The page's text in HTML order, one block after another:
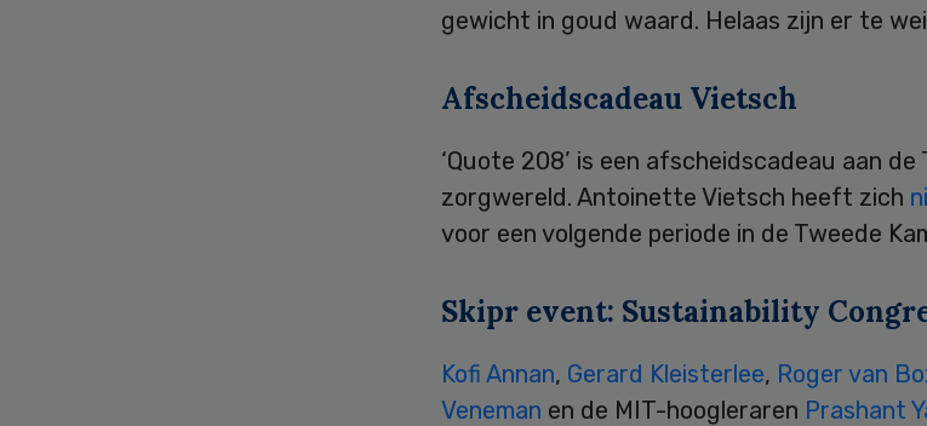
gewicht in goud waard. Helaas zijn er te
Afscheidscadeau Vietsch
‘Quote 208’ is een afscheidscadeau aan de
zorgwereld. Antoinette Vietsch heeft zich
voor een volgende periode in de Tweede
Skipr event: Sustainability
Kofi Annan, Gerard Kleisterlee, Roger van
Veneman en de MIT-hoogleraren Prashant